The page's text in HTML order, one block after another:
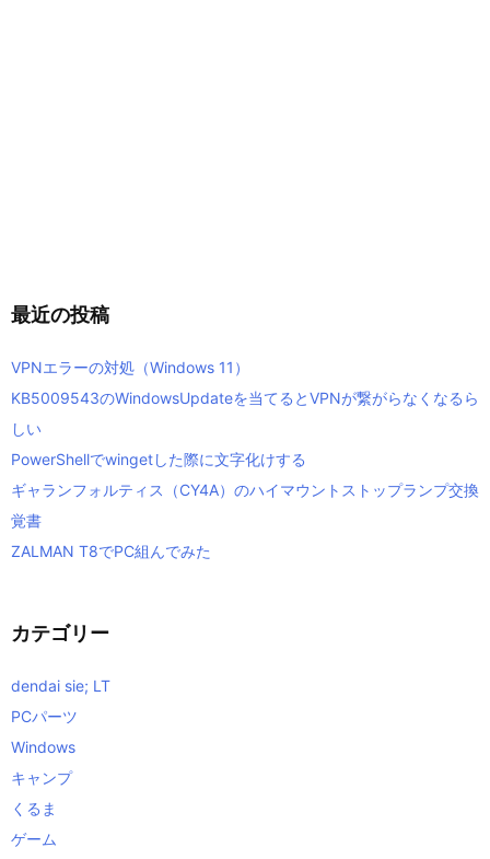
最近の投稿
VPNエラーの対処（Windows 11）
KB5009543のWindowsUpdateを当てるとVPNが繋がらなくなるら
しい
PowerShellでwingetした際に文字化けする
ギャランフォルティス（CY4A）のハイマウントストップランプ交換
覚書
ZALMAN T8でPC組んでみた
カテゴリー
dendai sie; LT
PCパーツ
Windows
キャンプ
くるま
ゲーム